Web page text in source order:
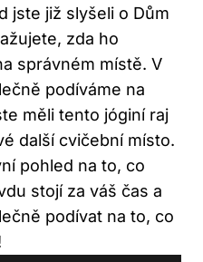
jste již slyšeli o Dům
zda ho
správném místě. V
podíváme na
měli tento jóginí raj
další cvičební místo.
pohled na to, co
stojí za váš čas a
podívat na to, co